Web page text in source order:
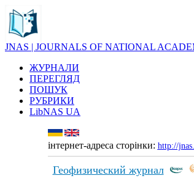
JNAS | JOURNALS OF NATIONAL
ЖУРНАЛИ
ПЕРЕГЛЯД
ПОШУК
РУБРИКИ
LibNAS UA
інтернет-адреса сторінки: http://
Геофизический журнал